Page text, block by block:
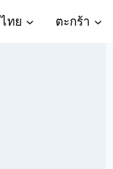
ไทย ตะกร้า